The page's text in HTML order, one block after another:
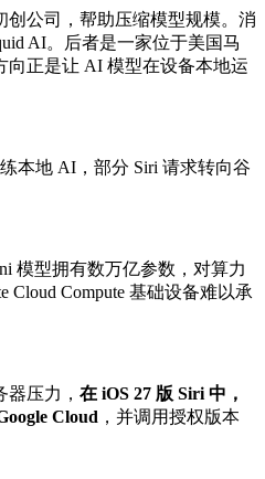
公司，帮助压缩模型规模。消
AI。后者是一家位于美国马
向正是让 AI 模型在设备本地运
模型拥有数万亿参数，对算力
Cloud Compute 基础设备难以承
压力， 在 iOS 27 版 Siri 中，
Cloud ，并调用授权版本